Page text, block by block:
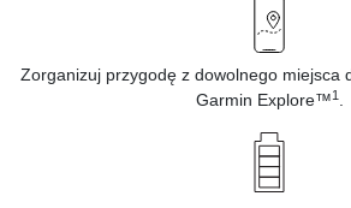
Zorganizuj przygodę z dowolnego miejsca
Garmin Explore™1.